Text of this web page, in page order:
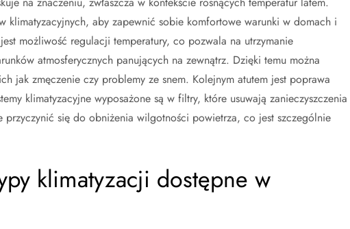
klimatyzacyjnych, aby zapewnić sobie komfortowe warunki w domach i
możliwość regulacji temperatury, co pozwala na utrzymanie
atmosferycznych panujących na zewnątrz. Dzięki temu można
jak zmęczenie czy problemy ze snem. Kolejnym atutem jest poprawa
klimatyzacyjne wyposażone są w filtry, które usuwają zanieczyszczenia
się do obniżenia wilgotności powietrza, co jest szczególnie
klimatyzacji dostępne w